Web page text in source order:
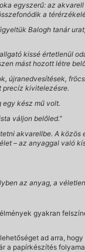
egyszerű: az
a
Balogh tanár
kissé értetlenül
mást hozott létre
precíz kivitelezésre.
egy kész mű volt.
váljon belőled.”
akvarellbe. A
– az anyaggal való
az anyag, a
gyakran
ad arra,
a papírkészítés